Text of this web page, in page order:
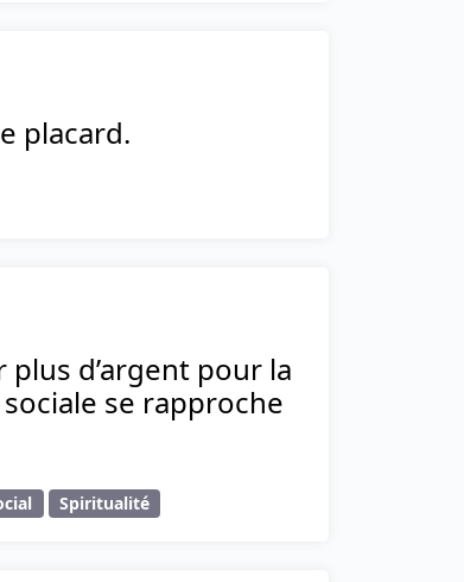
placard.
d’argent pour la
se rapproche
Spiritualité